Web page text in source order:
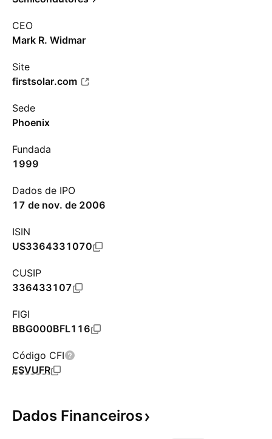
CEO
Mark R. Widmar
Site
firstsolar.com
Sede
Phoenix
Fundada
1999
Dados de IPO
17 de nov. de 2006
ISIN
US3364331070
CUSIP
336433107
FIGI
BBG000BFL116
Código CFI
ESVUFR
Dados Financeiros